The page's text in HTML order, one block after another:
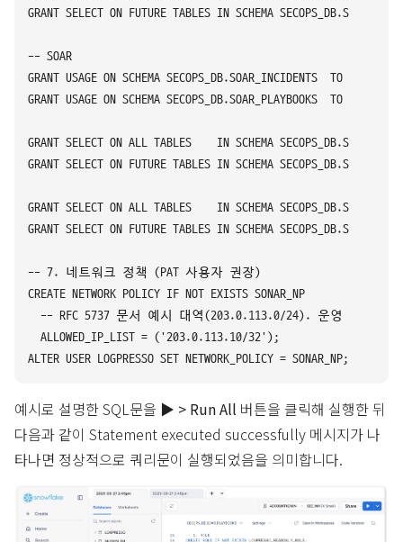
GRANT SELECT ON FUTURE TABLES IN SCHEMA SECOPS_DB.SIEM_LOGS
-- SOAR
GRANT USAGE ON SCHEMA SECOPS_DB.SOAR_INCIDENTS  TO ROLE
GRANT USAGE ON SCHEMA SECOPS_DB.SOAR_PLAYBOOKS  TO ROLE
GRANT SELECT ON ALL TABLES    IN SCHEMA
GRANT SELECT ON FUTURE TABLES IN SCHEMA
GRANT SELECT ON ALL TABLES    IN SCHEMA
GRANT SELECT ON FUTURE TABLES IN SCHEMA
-- 7. 네트워크 정책 (PAT 사용자 권장)
CREATE NETWORK POLICY IF NOT EXISTS SONAR_NP
-- RFC 5737 문서 예시 대역(203.0.113.0/24). 운영 환경에
  ALLOWED_IP_LIST = ('203.0.113.10/32');
예시로 설명한 SQL문을 ▶ > Run All 버튼을 클릭해 실행한 뒤
다음과 같이 Statement executed successfully 메시지가 나
타나면 정상적으로 쿼리문이 실행되었음을 의미합니다.